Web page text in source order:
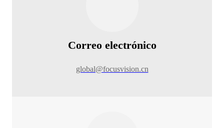
Correo electrónico
global@focusvision.cn